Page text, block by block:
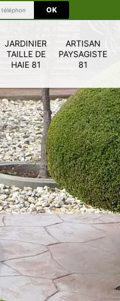
JARDINIER
TAILLE DE
HAIE 81
ARTISAN
PAYSAGISTE
81